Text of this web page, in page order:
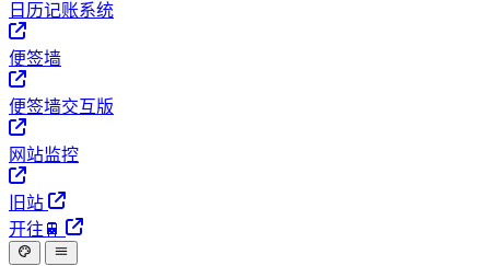
日历记账系统
便签墙
便签墙交互版
网站监控
旧站
开往🚆